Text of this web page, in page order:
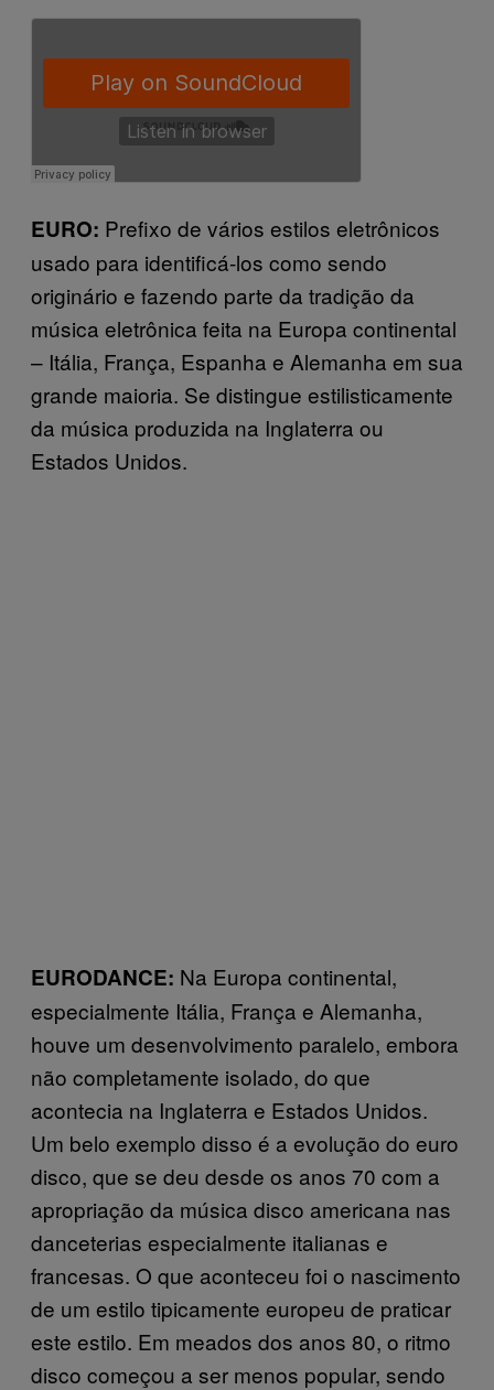
EURO: Prefixo de vários estilos eletrônicos
usado para identificá-los como sendo
originário e fazendo parte da tradição da
música eletrônica feita na Europa continental
– Itália, França, Espanha e Alemanha em sua
grande maioria. Se distingue estilisticamente
da música produzida na Inglaterra ou
Estados Unidos.
EURODANCE: Na Europa continental,
especialmente Itália, França e Alemanha,
houve um desenvolvimento paralelo, embora
não completamente isolado, do que
acontecia na Inglaterra e Estados Unidos.
Um belo exemplo disso é a evolução do euro
disco, que se deu desde os anos 70 com a
apropriação da música disco americana nas
danceterias especialmente italianas e
francesas. O que aconteceu foi o nascimento
de um estilo tipicamente europeu de praticar
este estilo. Em meados dos anos 80, o ritmo
disco começou a ser menos popular, sendo